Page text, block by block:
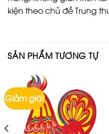
kiện theo chủ đề Trung
SẢN PHẨM TƯƠNG TỰ
Giảm giá!